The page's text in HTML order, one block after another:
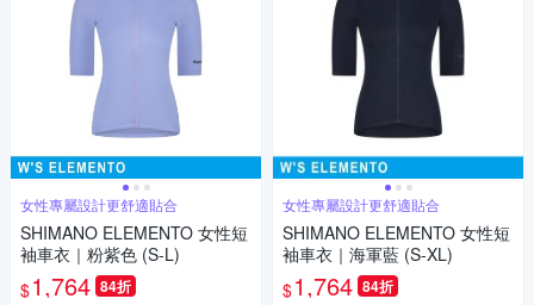
女性專屬設計更舒適貼合
SHIMANO ELEMENTO 女性短
袖車衣｜粉紫色 (S-L)
$1,764 84折
女性專屬設計更舒適貼合
SHIMANO ELEMENTO 女性短
袖車衣｜海軍藍 (S-XL)
$1,764 84折